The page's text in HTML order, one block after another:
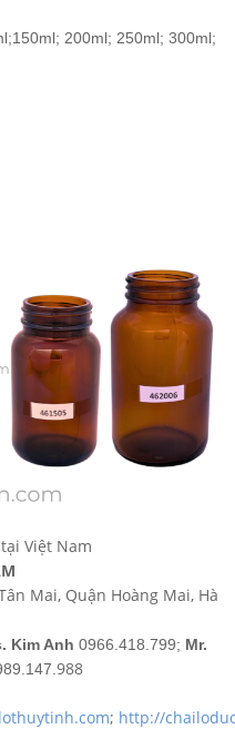
200ml; 250ml; 300ml;
Việt Nam
Mai, Quận Hoàng Mai, Hà
Kim Anh 0966.418.799; Mr.
988
; http://